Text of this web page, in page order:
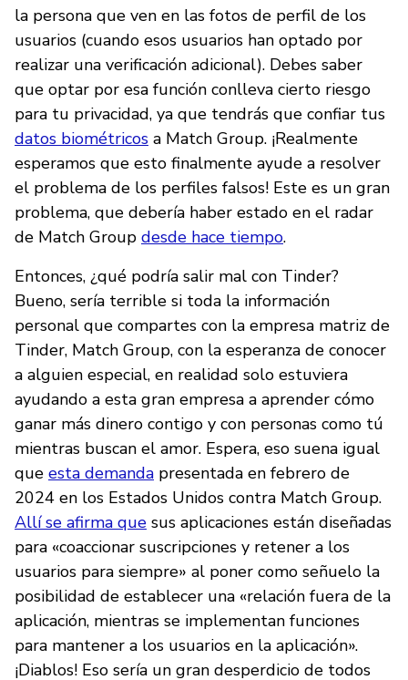
la persona que ven en las fotos de perfil de los
usuarios (cuando esos usuarios han optado por
realizar una verificación adicional). Debes saber
que optar por esa función conlleva cierto riesgo
para tu privacidad, ya que tendrás que confiar tus
datos biométricos a Match Group. ¡Realmente
esperamos que esto finalmente ayude a resolver
el problema de los perfiles falsos! Este es un gran
problema, que debería haber estado en el radar
de Match Group desde hace tiempo.
Entonces, ¿qué podría salir mal con Tinder?
Bueno, sería terrible si toda la información
personal que compartes con la empresa matriz de
Tinder, Match Group, con la esperanza de conocer
a alguien especial, en realidad solo estuviera
ayudando a esta gran empresa a aprender cómo
ganar más dinero contigo y con personas como tú
mientras buscan el amor. Espera, eso suena igual
que esta demanda presentada en febrero de
2024 en los Estados Unidos contra Match Group.
Allí se afirma que sus aplicaciones están diseñadas
para «coaccionar suscripciones y retener a los
usuarios para siempre» al poner como señuelo la
posibilidad de establecer una «relación fuera de la
aplicación, mientras se implementan funciones
para mantener a los usuarios en la aplicación».
¡Diablos! Eso sería un gran desperdicio de todos